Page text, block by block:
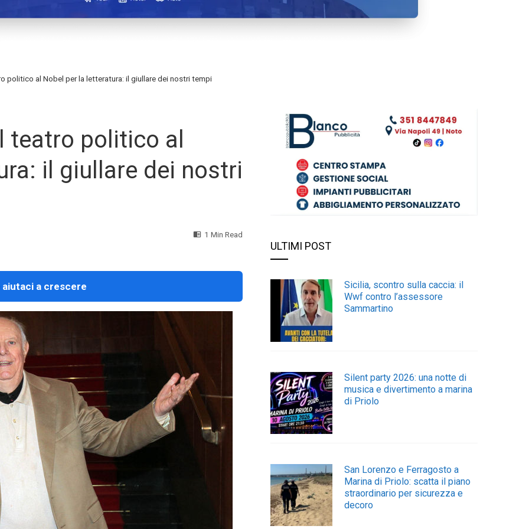
politico al Nobel per la letteratura: il giullare dei nostri tempi
teatro politico al
il giullare dei nostri
1 Min Read
aiutaci a crescere
ULTIMI POST
Sicilia, scontro sulla caccia: il
Wwf contro l’assessore
Sammartino
Silent party 2026: una notte di
musica e divertimento a marina
di Priolo
San Lorenzo e Ferragosto a
Marina di Priolo: scatta il piano
straordinario per sicurezza e
decoro